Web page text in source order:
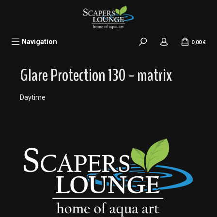
Navigation 0,00 €
Glare Protection 130 - matrix
Daytime